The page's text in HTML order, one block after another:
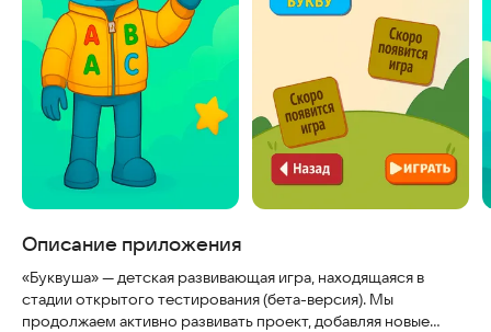
Описание приложения
«Буквуша» — детская развивающая игра, находящаяся в
стадии открытого тестирования (бета-версия). Мы
продолжаем активно развивать проект, добавляя новые